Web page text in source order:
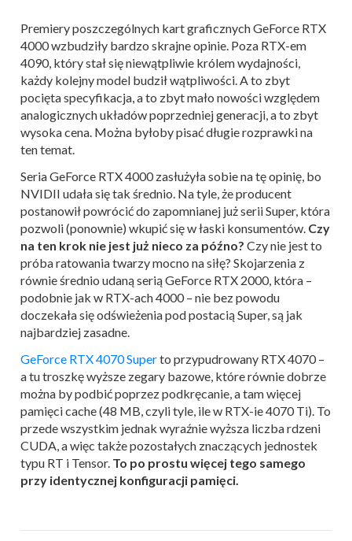
Premiery poszczególnych kart graficznych GeForce RTX
4000 wzbudziły bardzo skrajne opinie. Poza RTX-em
4090, który stał się niewątpliwie królem wydajności,
każdy kolejny model budził wątpliwości. A to zbyt
pocięta specyfikacja, a to zbyt mało nowości względem
analogicznych układów poprzedniej generacji, a to zbyt
wysoka cena. Można byłoby pisać długie rozprawki na
ten temat.
Seria GeForce RTX 4000 zasłużyła sobie na tę opinię, bo
NVIDII udała się tak średnio. Na tyle, że producent
postanowił powrócić do zapomnianej już serii Super, która
pozwoli (ponownie) wkupić się w łaski konsumentów. Czy
na ten krok nie jest już nieco za późno? Czy nie jest to
próba ratowania twarzy mocno na siłę? Skojarzenia z
równie średnio udaną serią GeForce RTX 2000, która –
podobnie jak w RTX-ach 4000 – nie bez powodu
doczekała się odświeżenia pod postacią Super, są jak
najbardziej zasadne.
GeForce RTX 4070 Superto przypudrowany RTX 4070 –
a tu troszkę wyższe zegary bazowe, które równie dobrze
można by podbić poprzez podkręcanie, a tam więcej
pamięci cache (48 MB, czyli tyle, ile w RTX-ie 4070 Ti). To
przede wszystkim jednak wyraźnie wyższa liczba rdzeni
CUDA, a więc także pozostałych znaczących jednostek
typu RT i Tensor. To po prostu więcej tego samego
przy identycznej konfiguracji pamięci.